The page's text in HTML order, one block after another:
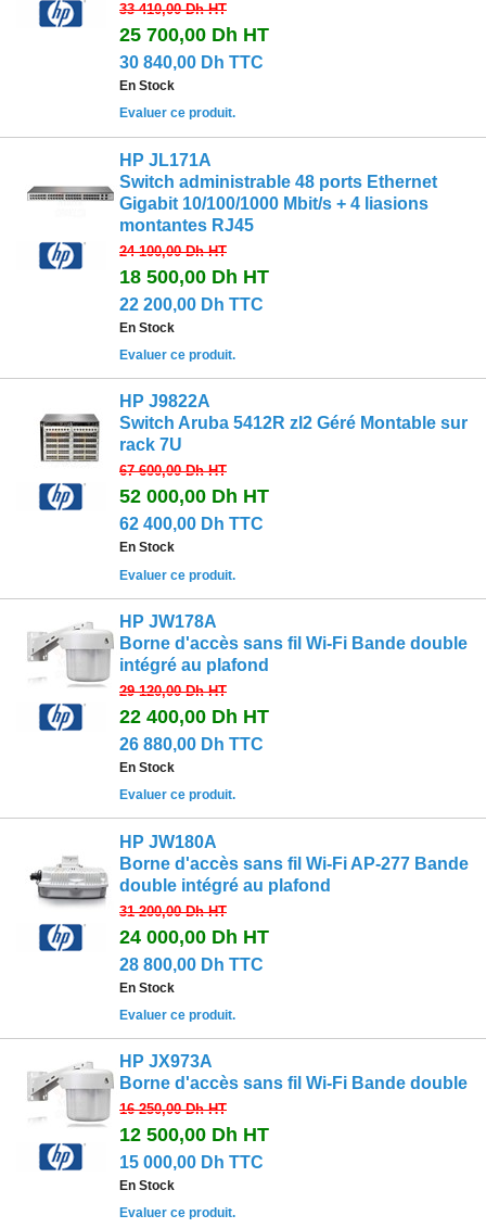
33 410,00 DhHT
25 700,00 Dh HT
30 840,00 Dh TTC
En Stock
Evaluer ce produit.
HP JL171A
Switch administrable 48 ports Ethernet
Gigabit 10/100/1000 Mbit/s + 4 liasions
montantes RJ45
24 100,00 DhHT
18 500,00 Dh HT
22 200,00 Dh TTC
En Stock
Evaluer ce produit.
HP J9822A
Switch Aruba 5412R zl2 Géré Montable sur
rack 7U
67 600,00 DhHT
52 000,00 Dh HT
62 400,00 Dh TTC
En Stock
Evaluer ce produit.
HP JW178A
Borne d'accès sans fil Wi-Fi Bande double
intégré au plafond
29 120,00 DhHT
22 400,00 Dh HT
26 880,00 Dh TTC
En Stock
Evaluer ce produit.
HP JW180A
Borne d'accès sans fil Wi-Fi AP-277 Bande
double intégré au plafond
31 200,00 DhHT
24 000,00 Dh HT
28 800,00 Dh TTC
En Stock
Evaluer ce produit.
HP JX973A
Borne d'accès sans fil Wi-Fi Bande double
16 250,00 DhHT
12 500,00 Dh HT
15 000,00 Dh TTC
En Stock
Evaluer ce produit.